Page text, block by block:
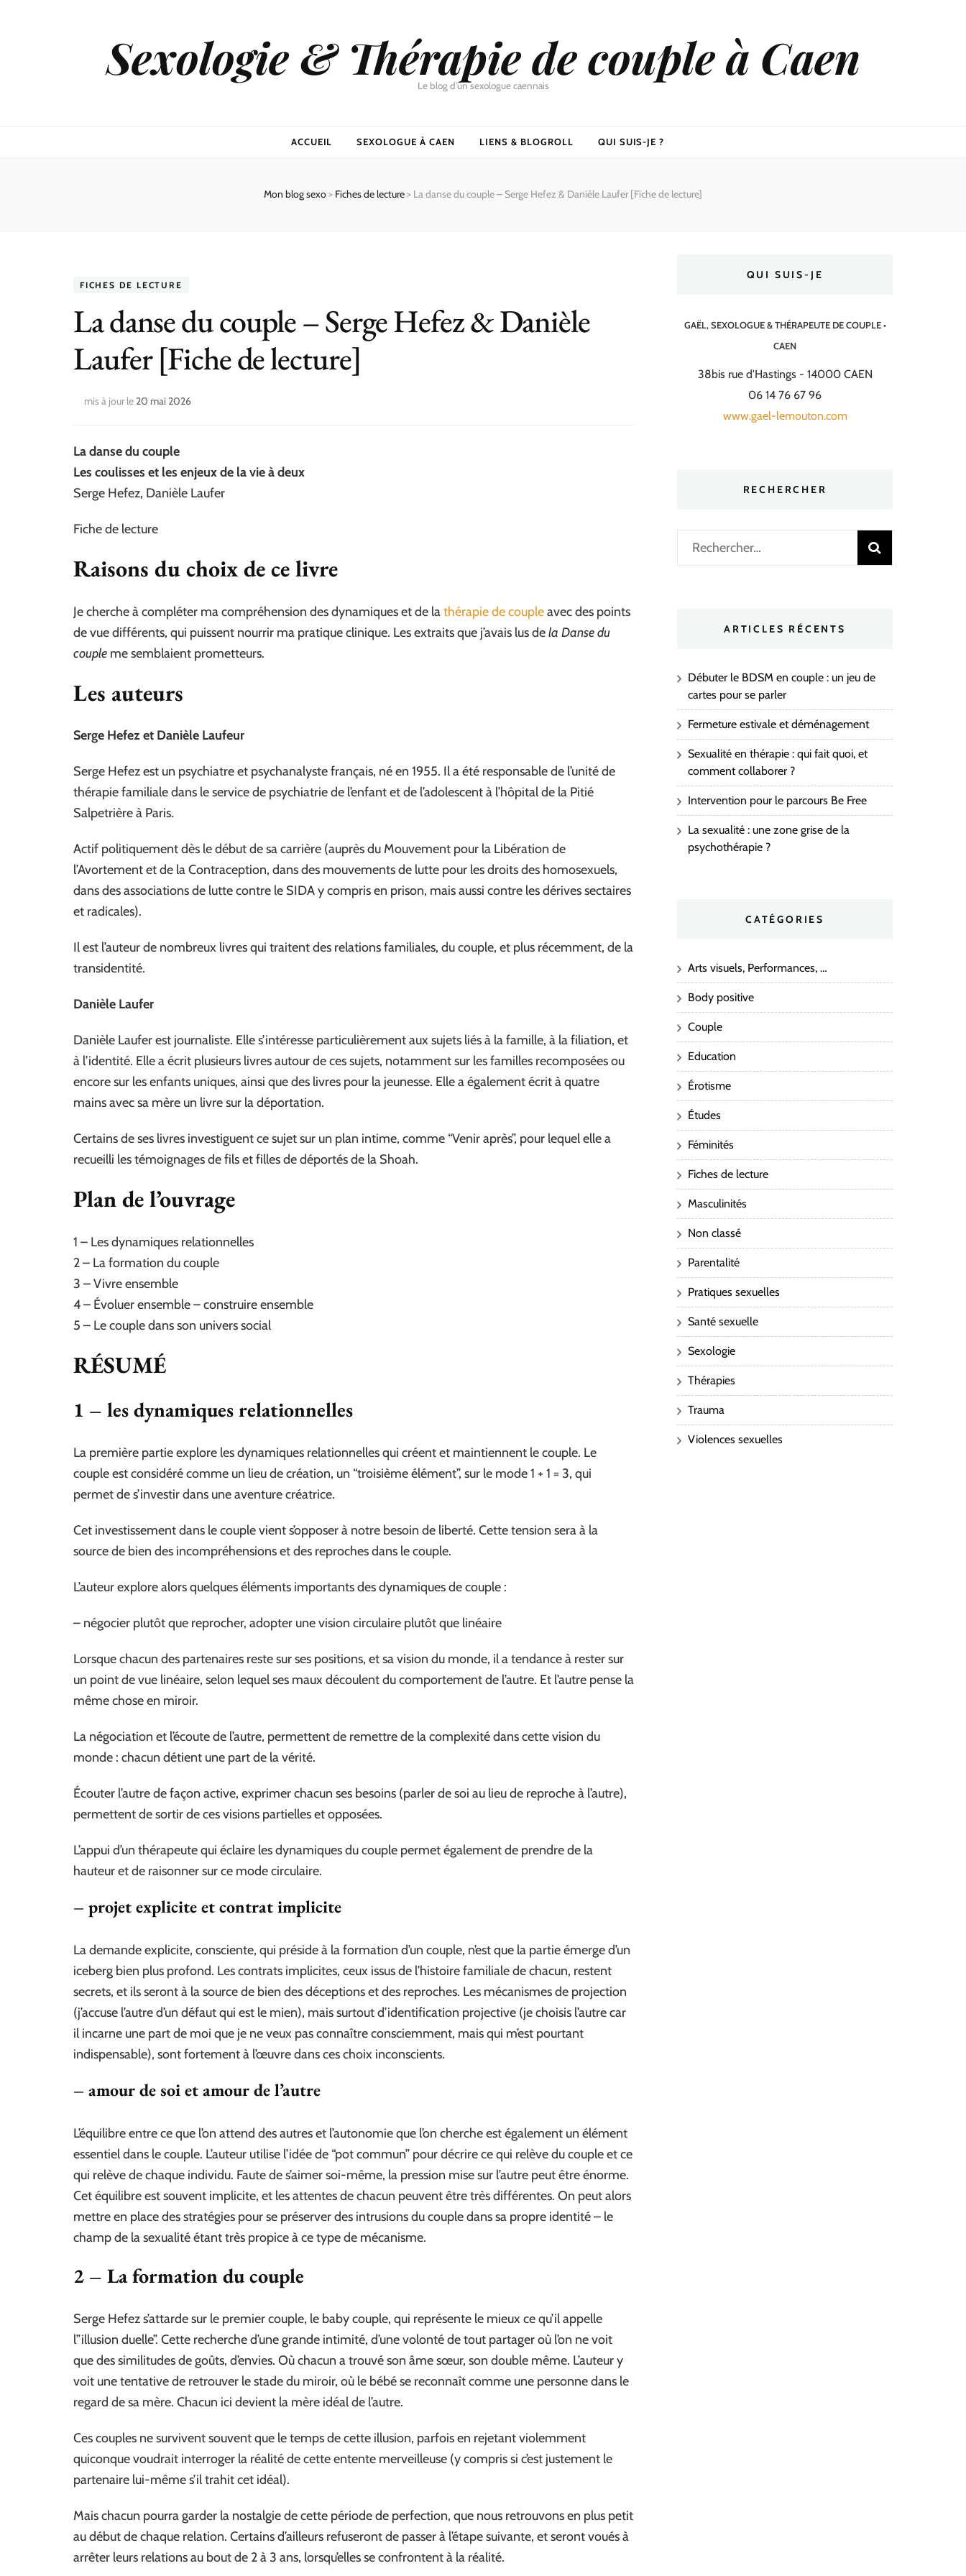
Sexologie & Thérapie de couple à Caen
Le blog d'un sexologue caennais
ACCUEIL SEXOLOGUE À CAEN LIENS & BLOGROLL QUI SUIS-JE ?
Mon blog sexo> Fiches de lecture> La danse du couple – Serge Hefez & Danièle Laufer [Fiche de lecture]
FICHES DE LECTURE
La danse du couple – Serge Hefez & Danièle
Laufer [Fiche de lecture]
mis à jour le 20 mai 2026
La danse du couple
Les coulisses et les enjeux de la vie à deux
Serge Hefez, Danièle Laufer
Fiche de lecture
Raisons du choix de ce livre
Je cherche à compléter ma compréhension des dynamiques et de lathérapie de coupleavec des points
de vue différents, qui puissent nourrir ma pratique clinique. Les extraits que j’avais lus dela Danse du
couple me semblaient prometteurs.
Les auteurs
Serge Hefez et Danièle Laufeur
Serge Hefez est un psychiatre et psychanalyste français, né en 1955. Il a été responsable de l’unité de
thérapie familiale dans le service de psychiatrie de l’enfant et de l’adolescent à l’hôpital de la Pitié
Salpetrière à Paris.
Actif politiquement dès le début de sa carrière (auprès du Mouvement pour la Libération de
l’Avortement et de la Contraception, dans des mouvements de lutte pour les droits des homosexuels,
dans des associations de lutte contre le SIDA y compris en prison, mais aussi contre les dérives sectaires
et radicales).
Il est l’auteur de nombreux livres qui traitent des relations familiales, du couple, et plus récemment, de la
transidentité.
Danièle Laufer
Danièle Laufer est journaliste. Elle s’intéresse particulièrement aux sujets liés à la famille, à la filiation, et
à l’identité. Elle a écrit plusieurs livres autour de ces sujets, notamment sur les familles recomposées ou
encore sur les enfants uniques, ainsi que des livres pour la jeunesse. Elle a également écrit à quatre
mains avec sa mère un livre sur la déportation.
Certains de ses livres investiguent ce sujet sur un plan intime, comme “Venir après”, pour lequel elle a
recueilli les témoignages de fils et filles de déportés de la Shoah.
Plan de l’ouvrage
1 – Les dynamiques relationnelles
2 – La formation du couple
3 – Vivre ensemble
4 – Évoluer ensemble – construire ensemble
5 – Le couple dans son univers social
RÉSUMÉ
1 – les dynamiques relationnelles
La première partie explore les dynamiques relationnelles qui créent et maintiennent le couple. Le
couple est considéré comme un lieu de création, un “troisième élément”, sur le mode 1 + 1 = 3, qui
permet de s’investir dans une aventure créatrice.
Cet investissement dans le couple vient s’opposer à notre besoin de liberté. Cette tension sera à la
source de bien des incompréhensions et des reproches dans le couple.
L’auteur explore alors quelques éléments importants des dynamiques de couple :
– négocier plutôt que reprocher, adopter une vision circulaire plutôt que linéaire
Lorsque chacun des partenaires reste sur ses positions, et sa vision du monde, il a tendance à rester sur
un point de vue linéaire, selon lequel ses maux découlent du comportement de l’autre. Et l’autre pense la
même chose en miroir.
La négociation et l’écoute de l’autre, permettent de remettre de la complexité dans cette vision du
monde : chacun détient une part de la vérité.
Écouter l’autre de façon active, exprimer chacun ses besoins (parler de soi au lieu de reproche à l’autre),
permettent de sortir de ces visions partielles et opposées.
L’appui d’un thérapeute qui éclaire les dynamiques du couple permet également de prendre de la
hauteur et de raisonner sur ce mode circulaire.
– projet explicite et contrat implicite
La demande explicite, consciente, qui préside à la formation d’un couple, n’est que la partie émerge d’un
iceberg bien plus profond. Les contrats implicites, ceux issus de l’histoire familiale de chacun, restent
secrets, et ils seront à la source de bien des déceptions et des reproches. Les mécanismes de projection
(j’accuse l’autre d’un défaut qui est le mien), mais surtout d’identification projective (je choisis l’autre car
il incarne une part de moi que je ne veux pas connaître consciemment, mais qui m’est pourtant
indispensable), sont fortement à l’œuvre dans ces choix inconscients.
– amour de soi et amour de l’autre
L’équilibre entre ce que l’on attend des autres et l’autonomie que l’on cherche est également un élément
essentiel dans le couple. L’auteur utilise l’idée de “pot commun” pour décrire ce qui relève du couple et ce
qui relève de chaque individu. Faute de s’aimer soi-même, la pression mise sur l’autre peut être énorme.
Cet équilibre est souvent implicite, et les attentes de chacun peuvent être très différentes. On peut alors
mettre en place des stratégies pour se préserver des intrusions du couple dans sa propre identité – le
champ de la sexualité étant très propice à ce type de mécanisme.
2 – La formation du couple
Serge Hefez s’attarde sur le premier couple, le baby couple, qui représente le mieux ce qu’il appelle
l”illusion duelle”. Cette recherche d’une grande intimité, d’une volonté de tout partager où l’on ne voit
que des similitudes de goûts, d’envies. Où chacun a trouvé son âme sœur, son double même. L’auteur y
voit une tentative de retrouver le stade du miroir, où le bébé se reconnaît comme une personne dans le
regard de sa mère. Chacun ici devient la mère idéal de l’autre.
Ces couples ne survivent souvent que le temps de cette illusion, parfois en rejetant violemment
quiconque voudrait interroger la réalité de cette entente merveilleuse (y compris si c’est justement le
partenaire lui-même s’il trahit cet idéal).
Mais chacun pourra garder la nostalgie de cette période de perfection, que nous retrouvons en plus petit
au début de chaque relation. Certains d’ailleurs refuseront de passer à l’étape suivante, et seront voués à
arrêter leurs relations au bout de 2 à 3 ans, lorsqu’elles se confrontent à la réalité.
QUI SUIS-JE
GAËL, SEXOLOGUE & THÉRAPEUTE DE COUPLE •
CAEN
38bis rue d'Hastings - 14000 CAEN
06 14 76 67 96
www.gael-lemouton.com
RECHERCHER
Rechercher :
ARTICLES RÉCENTS
Débuter le BDSM en couple : un jeu de
cartes pour se parler
Fermeture estivale et déménagement
Sexualité en thérapie : qui fait quoi, et
comment collaborer ?
Intervention pour le parcours Be Free
La sexualité : une zone grise de la
psychothérapie ?
CATÉGORIES
Arts visuels, Performances, …
Body positive
Couple
Education
Érotisme
Études
Féminités
Fiches de lecture
Masculinités
Non classé
Parentalité
Pratiques sexuelles
Santé sexuelle
Sexologie
Thérapies
Trauma
Violences sexuelles